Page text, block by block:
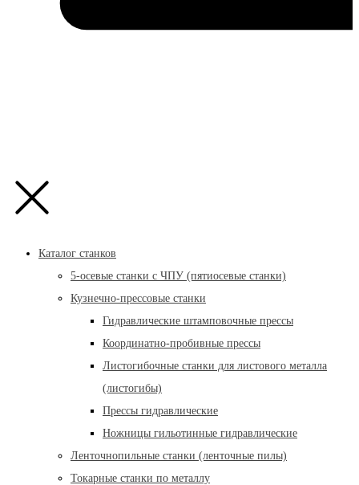
Каталог станков
5-осевые станки с ЧПУ (пятиосевые станки)
Кузнечно-прессовые станки
Гидравлические штамповочные прессы
Координатно-пробивные прессы
Листогибочные станки для листового металла
(листогибы)
Прессы гидравлические
Ножницы гильотинные гидравлические
Ленточнопильные станки (ленточные пилы)
Токарные станки по металлу